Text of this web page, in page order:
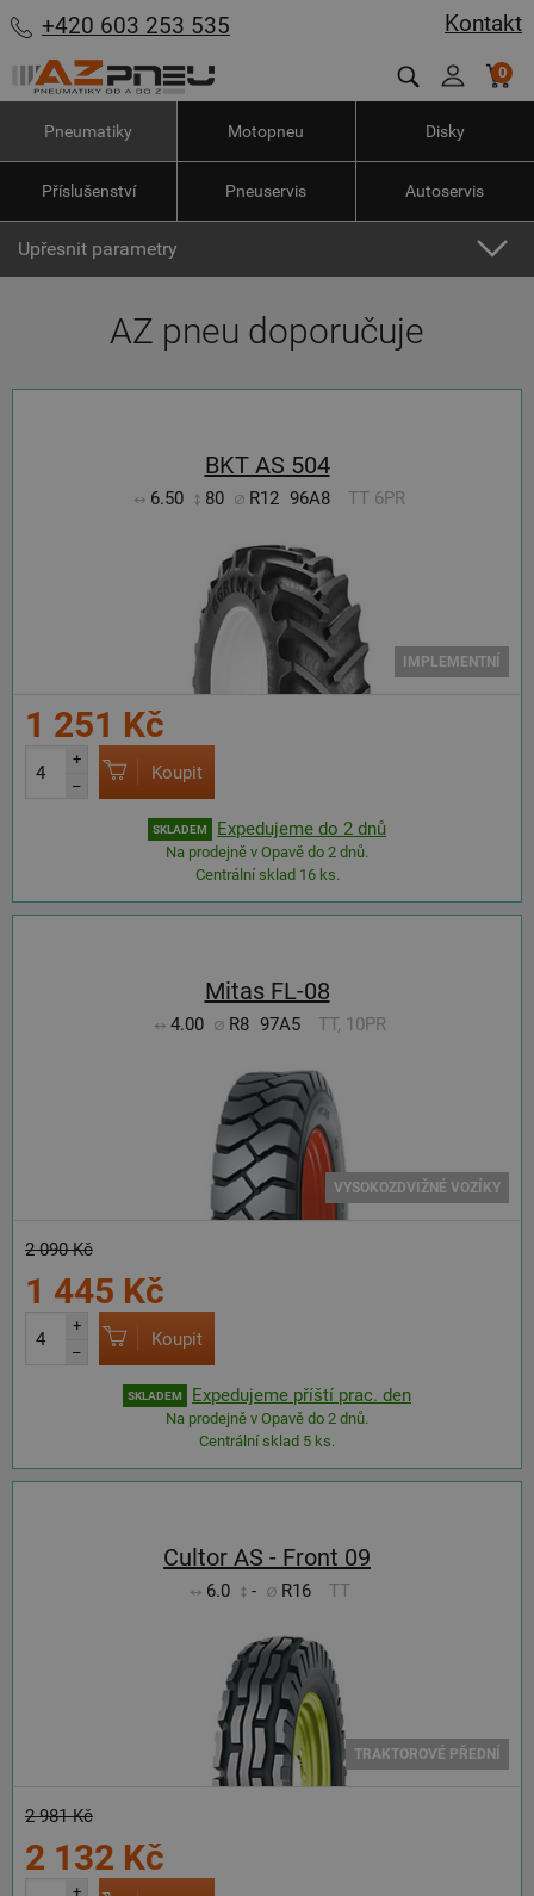
Kontakt
+420 603 253 535
0
Pneumatiky Motopneu Disky
Příslušenství Pneuservis Autoservis
Upřesnit parametry
AZ pneu doporučuje
BKT AS 504
6.50 80 R12 96A8 TT 6PR
IMPLEMENTNÍ
1 251 Kč
+
–
Koupit
SKLADEM Expedujeme do 2 dnů
Na prodejně v Opavě do 2 dnů.
Centrální sklad 16 ks.
Mitas FL-08
4.00 R8 97A5 TT, 10PR
VYSOKOZDVIŽNÉ VOZÍKY
2 090 Kč
1 445 Kč
+
–
Koupit
SKLADEM Expedujeme příští prac. den
Na prodejně v Opavě do 2 dnů.
Centrální sklad 5 ks.
Cultor AS - Front 09
6.0 - R16 TT
TRAKTOROVÉ PŘEDNÍ
2 981 Kč
2 132 Kč
+